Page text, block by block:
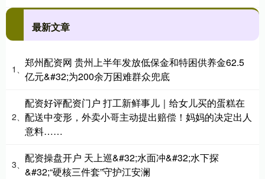
最新文章
1、
郑州配资网 贵州上半年发放低保金和特困供养金62.5
亿元&#32;为200余万困难群众兜底
2、
配资好评配资门户 打工新鲜事儿｜给女儿买的蛋糕在
配送中变形，外卖小哥主动提出赔偿！妈妈的决定出人
意料……
3、
配资操盘开户 天上巡&#32;水面冲&#32;水下探
&#32;“硬核三件套”守护江安澜